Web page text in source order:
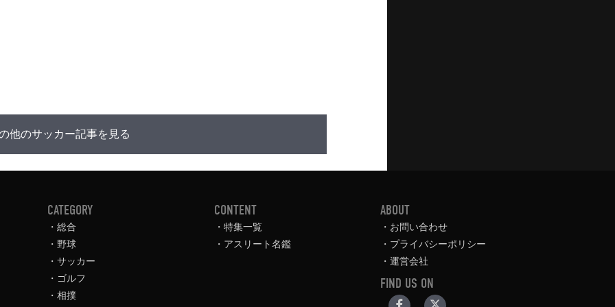
他のサッカー記事を見る
CATEGORY
総合
野球
サッカー
ゴルフ
相撲
CONTENT
特集一覧
アスリート名鑑
ABOUT
お問い合わせ
プライバシーポリシー
運営会社
FIND US ON